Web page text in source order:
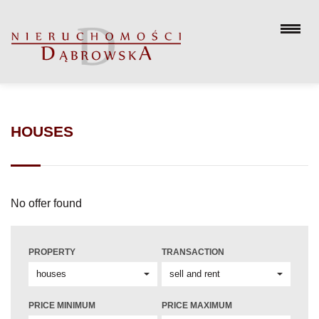
HOUSES
No offer found
PROPERTY TRANSACTION
PRICE MINIMUM PRICE MAXIMUM